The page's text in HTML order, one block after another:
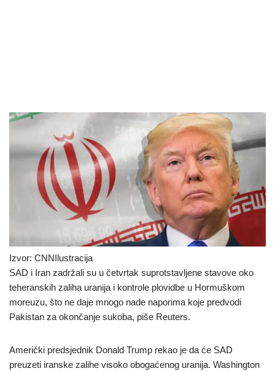
Izvor: CNNIlustracija
SAD i Iran zadržali su u četvrtak suprotstavljene stavove oko
teheranskih zaliha uranija i kontrole plovidbe u Hormuškom
moreuzu, što ne daje mnogo nade naporima koje predvodi
Pakistan za okončanje sukoba, piše Reuters.
Američki predsjednik Donald Trump rekao je da će SAD
preuzeti iranske zalihe visoko obogaćenog uranija. Washington